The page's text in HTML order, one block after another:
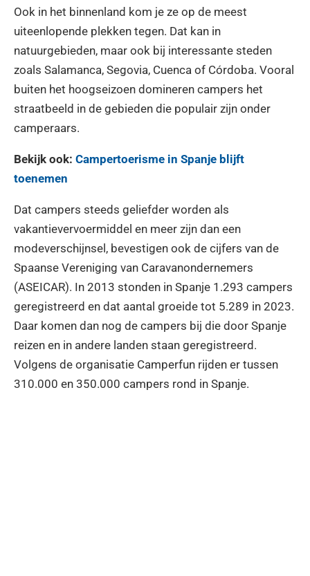
Ook in het binnenland kom je ze op de meest
uiteenlopende plekken tegen. Dat kan in
natuurgebieden, maar ook bij interessante steden
zoals Salamanca, Segovia, Cuenca of Córdoba. Vooral
buiten het hoogseizoen domineren campers het
straatbeeld in de gebieden die populair zijn onder
camperaars.
Bekijk ook: Campertoerisme in Spanje blijft
toenemen
Dat campers steeds geliefder worden als
vakantievervoermiddel en meer zijn dan een
modeverschijnsel, bevestigen ook de cijfers van de
Spaanse Vereniging van Caravanondernemers
(ASEICAR). In 2013 stonden in Spanje 1.293 campers
geregistreerd en dat aantal groeide tot 5.289 in 2023.
Daar komen dan nog de campers bij die door Spanje
reizen en in andere landen staan geregistreerd.
Volgens de organisatie Camperfun rijden er tussen
310.000 en 350.000 campers rond in Spanje.